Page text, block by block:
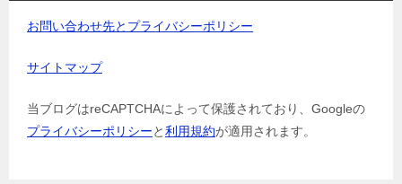
お問い合わせ先とプライバシーポリシー
サイトマップ
当ブログはreCAPTCHAによって保護されており、Googleの
プライバシーポリシーと利用規約が適用されます。